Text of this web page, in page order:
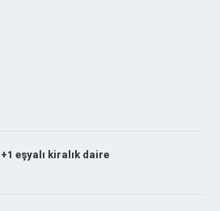
eşyalı kiralık daire